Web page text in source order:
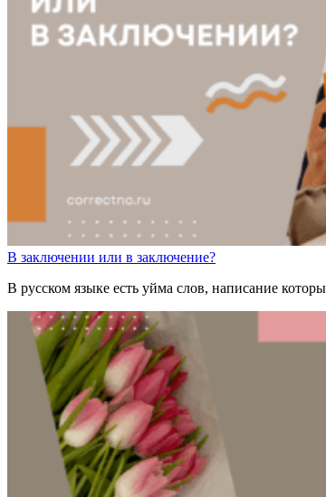
В заключении или в заключение?
В русском языке есть уйма слов, написание